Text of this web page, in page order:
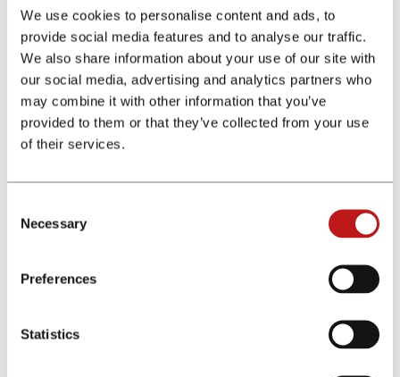
We use cookies to personalise content and ads, to
provide social media features and to analyse our traffic.
We also share information about your use of our site with
our social media, advertising and analytics partners who
may combine it with other information that you’ve
provided to them or that they’ve collected from your use
of their services.
Selection
Necessary
Preferences
Statistics
Lavoriamo principalmente a performance, deliverando campagne sia
desktop che mobile in un’ottica di online marketing altamente
orientata al ROI. In aggiunta, forniamo alle società fintech
consulenza e servizi di agenzia, come ad esempio attività di
branding.
La prima società del gruppo,
Germania, Austria e Svizzera.
financeAds GmbH & CO. KG inizia ad espandersi a livello
Olanda, con sede principale a Norimberga e sguardo verso
un’ulteriore internazionalizzazione.
financeAds International nasce a Berlino in qualità di joint venture